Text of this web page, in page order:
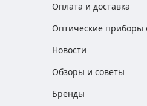
Оплата и доставка
Оптические приборы
Новости
Обзоры и советы
Бренды